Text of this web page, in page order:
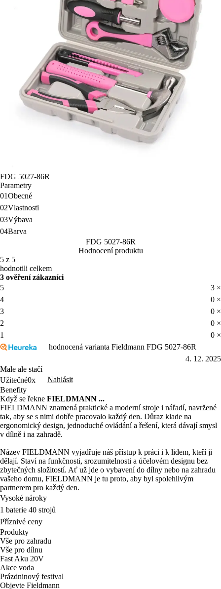
FDG 5027-86R
Parametry
01Obecné
02Vlastnosti
03Výbava
04Barva
FDG 5027-86R
Hodnocení produktu
5 z 5
hodnotili celkem
3 ověření zákazníci
5
3 ×
4
0 ×
3
0 ×
2
0 ×
1
0 ×
hodnocená varianta Fieldmann FDG 5027-86R
4. 12. 2025
Male ale stačí
Užitečné0x
Nahlásit
Benefity
Když se řekne FIELDMANN ...
FIELDMANN znamená praktické a moderní stroje i nářadí, navržené
tak, aby se s nimi dobře pracovalo každý den. Důraz klade na
ergonomický design, jednoduché ovládání a řešení, která dávají smysl
v dílně i na zahradě.
Název FIELDMANN vyjadřuje náš přístup k práci i k lidem, kteří ji
dělají. Staví na funkčnosti, srozumitelnosti a účelovém designu bez
zbytečných složitostí. Ať už jde o vybavení do dílny nebo na zahradu
vašeho domu, FIELDMANN je tu proto, aby byl spolehlivým
partnerem pro každý den.
Vysoké nároky
1 baterie 40 strojů
Příznivé ceny
Produkty
Vše pro zahradu
Vše pro dílnu
Fast Aku 20V
Akce voda
Prázdninový festival
Objevte Fieldmann